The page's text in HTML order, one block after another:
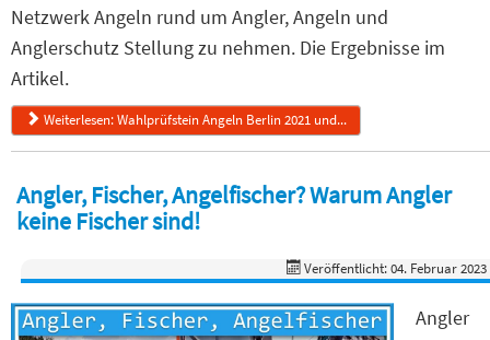
Netzwerk Angeln rund um Angler, Angeln und
Anglerschutz Stellung zu nehmen. Die Ergebnisse im
Artikel.
Weiterlesen: Wahlprüfstein Angeln Berlin 2021 und...
Angler, Fischer, Angelfischer? Warum Angler
keine Fischer sind!
Veröffentlicht: 04. Februar 2023
Angler